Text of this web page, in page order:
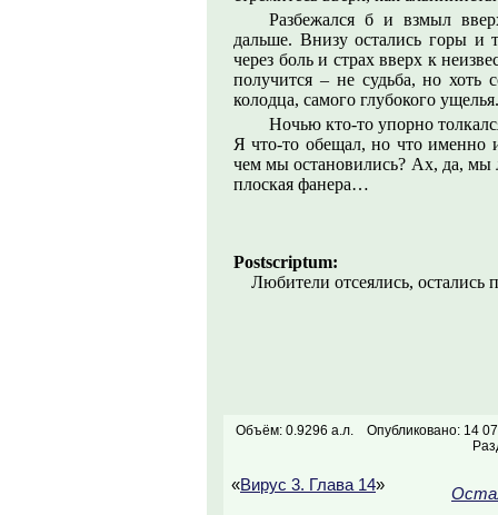
Разбежался б и взмыл
дальше. Внизу остались горы и
через боль и страх вверх к
получится – не судьба, но хоть
колодца, самого глубокого
Ночью кто-то упорно
Я что-то обещал, но что именно
чем мы остановились? Ах, да,
плоская фанера…
Postscriptum:
Любители отсеялись,
Объём: 0.9296 а.л.
Опубликовано: 14
«Вирус 3. Глава 14»